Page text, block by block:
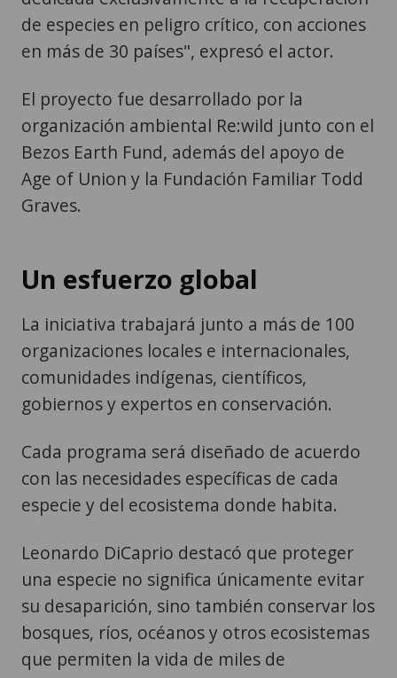
de especies en peligro crítico, con acciones
en más de 30 países", expresó el actor.
El proyecto fue desarrollado por la
organización ambiental Re:wild junto con el
Bezos Earth Fund, además del apoyo de
Age of Union y la Fundación Familiar Todd
Graves.
Un esfuerzo global
La iniciativa trabajará junto a más de 100
organizaciones locales e internacionales,
comunidades indígenas, científicos,
gobiernos y expertos en conservación.
Cada programa será diseñado de acuerdo
con las necesidades específicas de cada
especie y del ecosistema donde habita.
Leonardo DiCaprio destacó que proteger
una especie no significa únicamente evitar
su desaparición, sino también conservar los
bosques, ríos, océanos y otros ecosistemas
que permiten la vida de miles de